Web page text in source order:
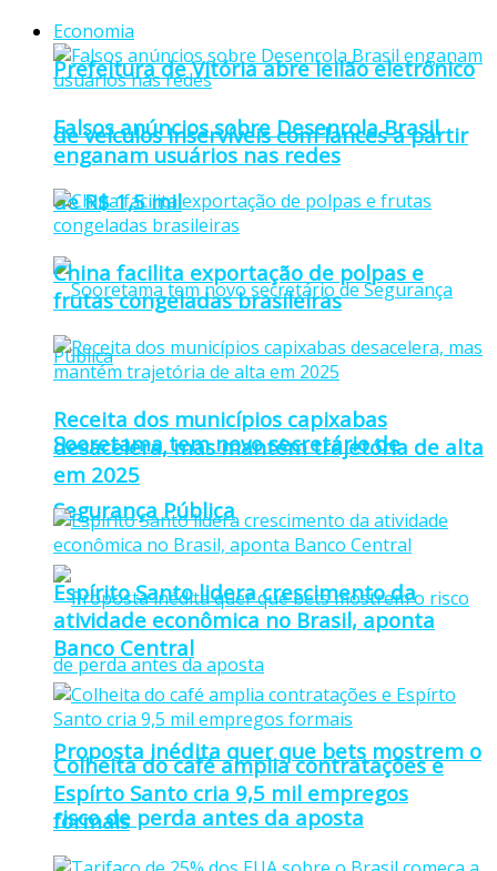
Prefeitura de Vitória abre leilão eletrônico
de veículos inservíveis com lances a partir
de R$ 1,5 mil
Sooretama tem novo secretário de
Segurança Pública
Proposta inédita quer que bets mostrem o
risco de perda antes da aposta
Economia
Falsos anúncios sobre Desenrola Brasil
enganam usuários nas redes
China facilita exportação de polpas e
frutas congeladas brasileiras
Receita dos municípios capixabas
desacelera, mas mantém trajetória de alta
em 2025
Espírito Santo lidera crescimento da
atividade econômica no Brasil, aponta
Banco Central
Colheita do café amplia contratações e
Espírto Santo cria 9,5 mil empregos
formais